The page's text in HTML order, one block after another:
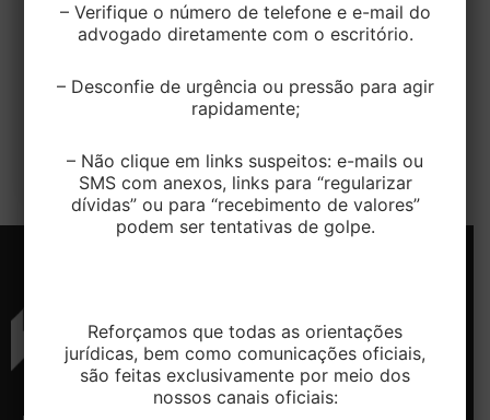
TRANSAÇÃO
A Primeira Seção do Superior Tribunal de Justiça
repetitivos, definiu três […]
– Verifique o número de telefone e e-mail do
advogado diretamente com o escritório.
– Desconfie de urgência ou pressão para agir
rapidamente;
– Não clique em links suspeitos: e-mails ou
SMS com anexos, links para “regularizar
dívidas” ou para “recebimento de valores”
podem ser tentativas de golpe.
Reforçamos que todas as orientações
jurídicas, bem como comunicações oficiais,
são feitas exclusivamente por meio dos
nossos canais oficiais: